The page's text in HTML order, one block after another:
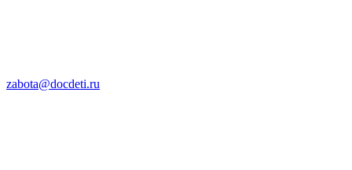
zabota@docdeti.ru